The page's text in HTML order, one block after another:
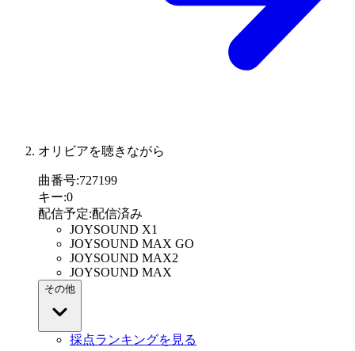
オリビアを聴きながら
曲番号:727199
キー:0
配信予定:配信済み
JOYSOUND X1
JOYSOUND MAX GO
JOYSOUND MAX2
JOYSOUND MAX
その他
採点ランキングを見る